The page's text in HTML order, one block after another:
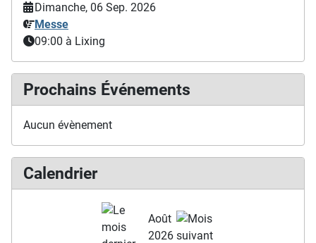
Dimanche, 06 Sep. 2026
Messe
09:00 à Lixing
Prochains Événements
Aucun évènement
Calendrier
Août
2026